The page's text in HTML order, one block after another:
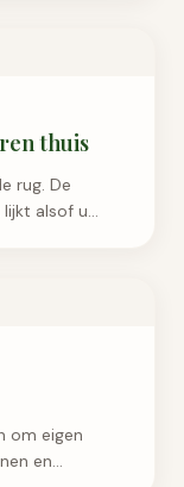
thuis
rug. De
alsof u
om eigen
en